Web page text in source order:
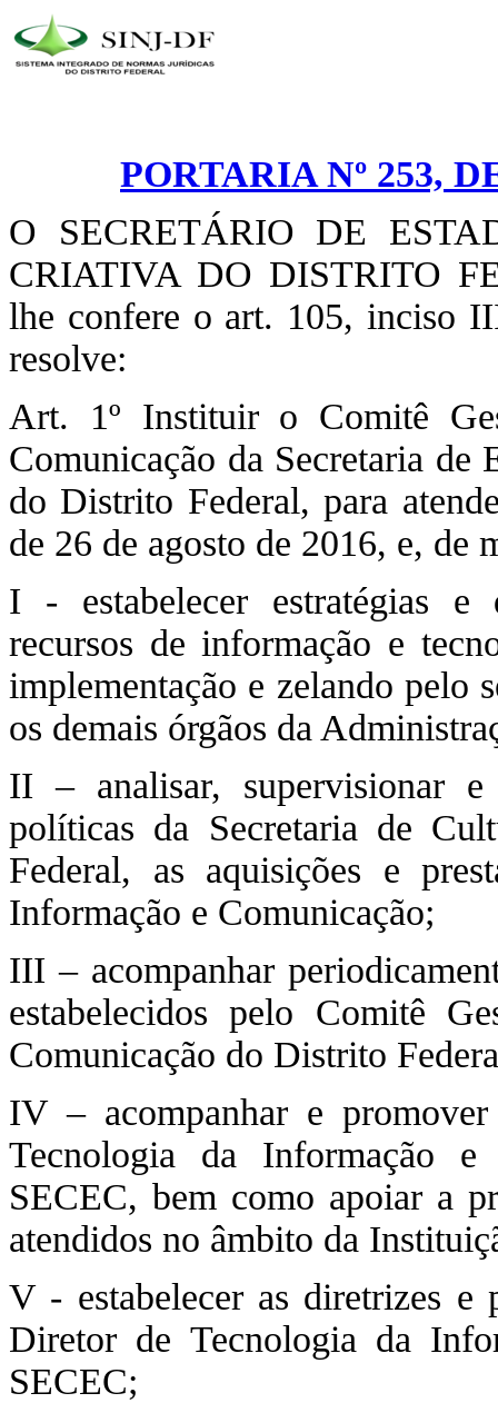
PORTARIA Nº 253,
O SECRETÁRIO DE
CRIATIVA DO DISTRITO
lhe confere o art. 105, inciso
resolve:
Art. 1º Instituir o Comitê
Comunicação da Secretaria
do Distrito Federal, para
de 26 de agosto de 2016, e, de
I - estabelecer estratégias e
recursos de informação e
implementação e zelando pelo
os demais órgãos da
II – analisar, supervisionar
políticas da Secretaria de
Federal, as aquisições e
Informação e Comunicação;
III – acompanhar
estabelecidos pelo Comitê
Comunicação do Distrito
IV – acompanhar e
Tecnologia da Informação
SECEC, bem como apoiar a
atendidos no âmbito da
V - estabelecer as diretrizes e
Diretor de Tecnologia da
SECEC;